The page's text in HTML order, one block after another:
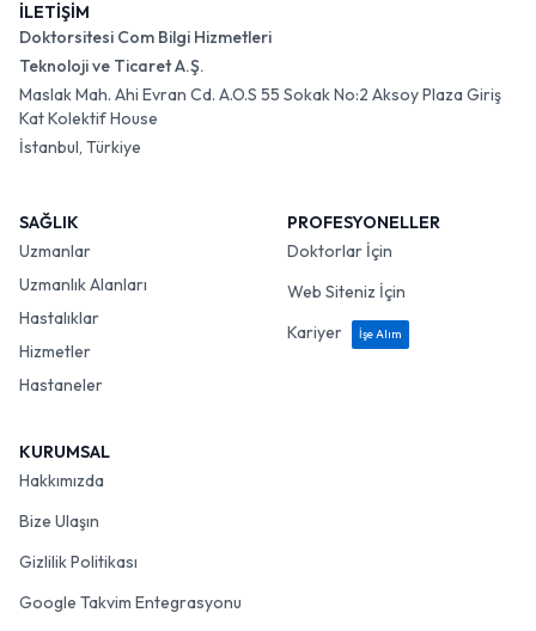
İLETİŞİM
Doktorsitesi Com Bilgi Hizmetleri
Teknoloji ve Ticaret A.Ş.
Maslak Mah. Ahi Evran Cd. A.O.S 55 Sokak No:2 Aksoy Plaza Giriş
Kat Kolektif House
İstanbul, Türkiye
SAĞLIK
Uzmanlar
Uzmanlık Alanları
Hastalıklar
Hizmetler
Hastaneler
PROFESYONELLER
Doktorlar İçin
Web Siteniz İçin
Kariyer
İşe Alım
KURUMSAL
Hakkımızda
Bize Ulaşın
Gizlilik Politikası
Google Takvim Entegrasyonu